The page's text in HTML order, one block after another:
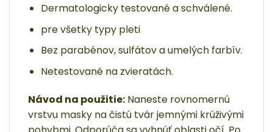
Dermatologicky testované a schválené.
pre všetky typy pleti
Bez parabénov, sulfátov a umelých farbív.
Netestované na zvieratách.
Návod na použitie: Naneste rovnomernú
vrstvu masky na čistú tvár jemnými krúživými